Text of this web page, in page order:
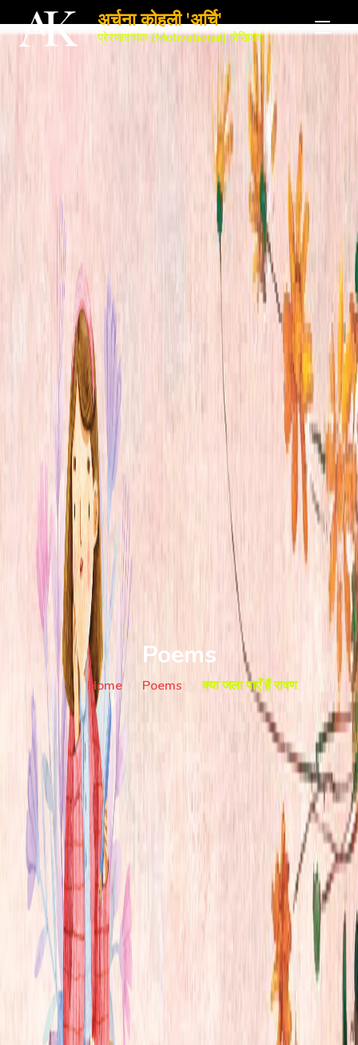
अर्चना कोहली 'अर्चि'
प्रेरणादायक (Motivational) लेखिका
Poems
Home Poems क्या जला पाएँ हैं रावण